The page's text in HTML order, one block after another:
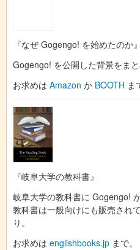
『なぜ Gogengo! を始めたのか』
Gogengo! を公開した背景をまと
お求めは Amazon か BOOTH ま
『岐阜大学の教科書』
岐阜大学の教科書に Gogengo!
教科書は一般向けにも販売され
り。
お求めは englishbooks.jp まで。